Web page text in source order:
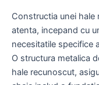
Constructia unei hale
atenta, incepand cu
necesitatile specifice
O structura metalica
hale recunoscut,